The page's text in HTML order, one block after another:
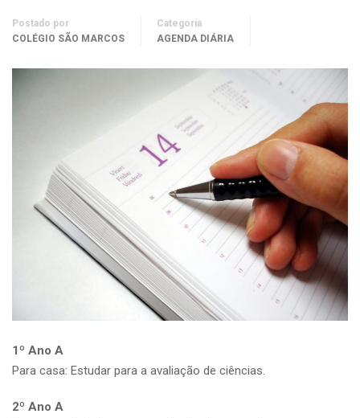
Postado por
COLÉGIO SÃO MARCOS
Categoria
AGENDA DIÁRIA
1º Ano A
Para casa: Estudar para a avaliação de ciências.
2º Ano A